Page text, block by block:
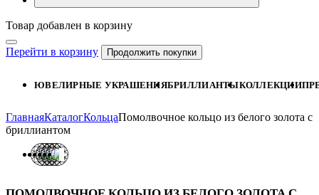
Товар добавлен в корзину
Перейти в корзину Продолжить покупки
ЮВЕЛИРНЫЕ УКРАШЕНИЯБРИЛЛИАНТЫКОЛЛЕКЦИИ
ГлавнаяКаталогКольцаПомолвочное кольцо из белого золота с
бриллиантом